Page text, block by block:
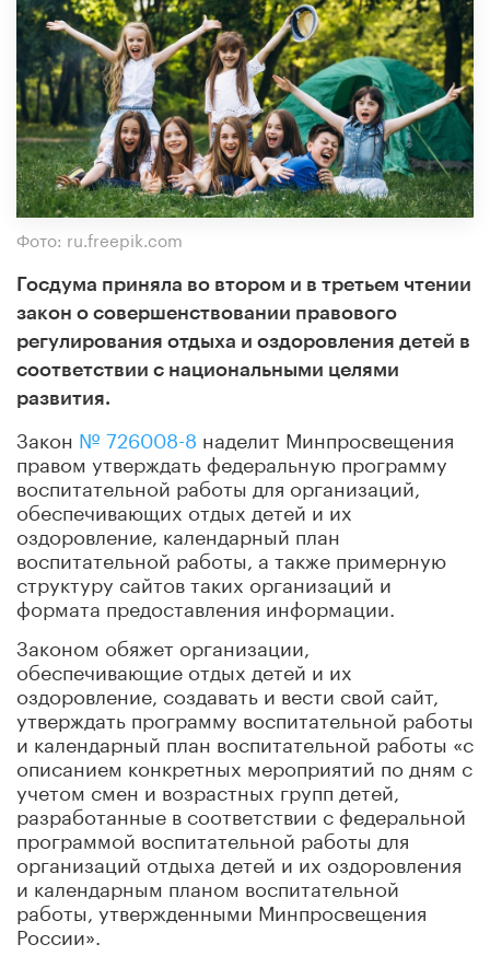
Фото: ru.freepik.com
Госдума приняла во втором и в третьем чтении
закон о совершенствовании правового
регулирования отдыха и оздоровления детей в
соответствии с национальными целями
развития.
Закон № 726008-8 наделит Минпросвещения
правом утверждать федеральную программу
воспитательной работы для организаций,
обеспечивающих отдых детей и их
оздоровление, календарный план
воспитательной работы, а также примерную
структуру сайтов таких организаций и
формата предоставления информации.
Законом обяжет организации,
обеспечивающие отдых детей и их
оздоровление, создавать и вести свой сайт,
утверждать программу воспитательной работы
и календарный план воспитательной работы «с
описанием конкретных мероприятий по дням с
учетом смен и возрастных групп детей,
разработанные в соответствии с федеральной
программой воспитательной работы для
организаций отдыха детей и их оздоровления
и календарным планом воспитательной
работы, утвержденными Минпросвещения
России».